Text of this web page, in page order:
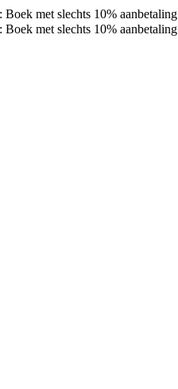
met slechts 10% aanbetaling
met slechts 10% aanbetaling